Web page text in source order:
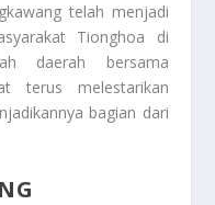
telah menjadi
Tionghoa di
daerah bersama
terus melestarikan
bagian dari